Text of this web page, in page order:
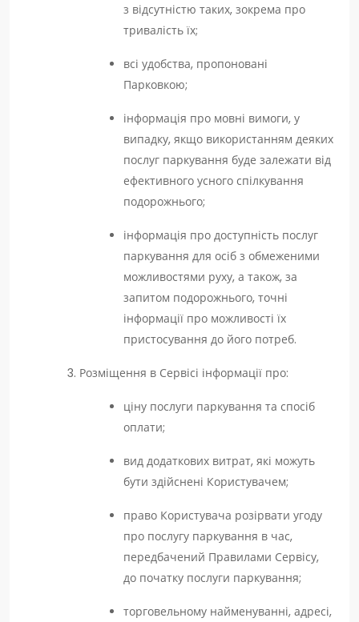
з відсутністю таких, зокрема про
тривалість їх;
всі удобства, пропоновані
Парковкою;
інформація про мовні вимоги, у
випадку, якщо використанням деяких
послуг паркування буде залежати від
ефективного усного спілкування
подорожнього;
інформація про доступність послуг
паркування для осіб з обмеженими
можливостями руху, а також, за
запитом подорожнього, точні
інформації про можливості їх
пристосування до його потреб.
Розміщення в Сервісі інформації про:
ціну послуги паркування та спосіб
оплати;
вид додаткових витрат, які можуть
бути здійснені Користувачем;
право Користувача розірвати угоду
про послугу паркування в час,
передбачений Правилами Сервісу,
до початку послуги паркування;
торговельному найменуванні, адресі,